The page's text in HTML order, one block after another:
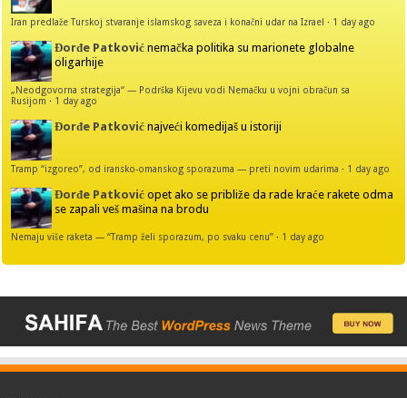
Iran predlaže Turskoj stvaranje islamskog saveza i konačni udar na Izrael · 1 day ago
Đorđe Patković nemačka politika su marionete globalne
oligarhije
„Neodgovorna strategija“ — Podrška Kijevu vodi Nemačku u vojni obračun sa
Rusijom · 1 day ago
Đorđe Patković najveći komedijaš u istoriji
Tramp “izgoreo”, od iransko-omanskog sporazuma — preti novim udarima · 1 day ago
Đorđe Patković opet ako se približe da rade kraće rakete odma
se zapali veš mašina na brodu
Nemaju više raketa — “Tramp želi sporazum, po svaku cenu” · 1 day ago